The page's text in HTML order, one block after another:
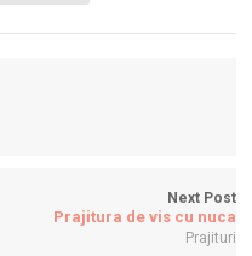
Next Post
Prajitura de vis cu nuca
Prajituri